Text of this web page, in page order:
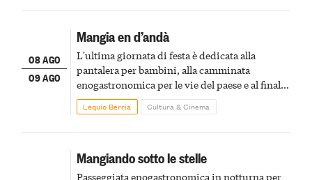
08 AGO
09 AGO
Mangia en d’andà
L'ultima giornata di festa è dedicata alla
pantalera per bambini, alla camminata
enogastronomica per le vie del paese e al finale
pirotecnico
Lequio Berria Cultura & Cinema
Mangiando sotto le stelle
Passeggiata enogastronomica in notturna per